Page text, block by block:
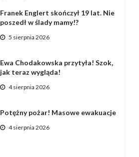
Franek Englert skończył 19 lat. Nie
poszedł w ślady mamy!?
5 sierpnia 2026
Ewa Chodakowska przytyła! Szok,
jak teraz wygląda!
4 sierpnia 2026
Potężny pożar! Masowe ewakuacje
4 sierpnia 2026